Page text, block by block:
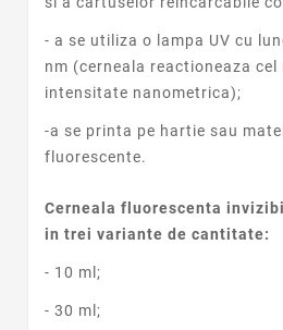
- a se utiliza o lampa UV cu
nm (cerneala reactioneaza cel
intensitate nanometrica);
-a se printa pe hartie sau
fluorescente.
Cerneala fluorescenta
in trei variante de cantitate:
- 10 ml;
- 30 ml;